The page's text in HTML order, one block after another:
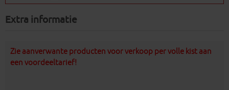
Extra informatie
Zie aanverwante producten voor verkoop per volle kist aan
een voordeeltarief!